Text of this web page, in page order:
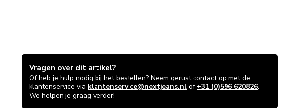
Vragen over dit artikel?
Of heb je hulp nodig bij het bestellen? Neem gerust contact op met de
klantenservice via klantenservice@nextjeans.nl of +31 (0)596 620826.
We helpen je graag verder!